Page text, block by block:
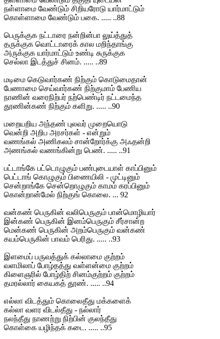
நள்ளாமை வேண்டும் சிறியரோடு யார்மாட்டும்
கொள்ளாமை வேண்டும் பகை. ..... ..88
பெருக்குக நட்டாரை நன்றின்பா லுய்த்துத்
தருக்குக வொட்டாரைக் கால மறிந்தாங்கு
அருக்குக யார்மாட்டும் உண்டி சுருக்குக
செல்லா இடத்துச் சினம். ..... ..89
மடிமை கெடுவார்கண் நிற்கும் கொடுமைதான்
பேணாமை செய்வார்கண் நிற்குமாம் பேணிய
நாணின் வரைநிற்பர் நற்பெண்டிர் நட்டமைந்த
தூணின்கண் நிற்கும் களிறு. ..... ..90
மறையறிய அந்தண் புலவர் முறையொடு
வென்றி அறிப அரசர்கள் - என்றும்
வணங்கல் அணிகலம் சான்றோர்க்கு அஃதன்றி
அணங்கல் வணங்கின்று பெண். ..... ..91
பட்டாங்கே பட்டொழுகும் பண்புடையாள் காப்பினும்
பெட்டாங் கொழுகும் பிணையிலி - முட்டினும்
சென்றாங்கே சென்றொழுகும் காமம் கரப்பினும்
கொன்றான்மேல் நிற்குங் கொலை. ... 92
வன்கண் பெருகின் வலிபெருகும் பான்மொழியார்
இன்கண் பெருகின் இனம்பெருகும் சீர்சான்ற
மென்கண் பெருகின் அறம்பெருகும் வன்கண்
கயம்பெருகின் பாவம் பெரிது. ..... ..93
இளமைப் பருவத்துக் கல்லாமை குற்றம்
வளமிலாப் போழ்தத்து வள்ளன்மை குற்றம்
கிளைஞரில் போழ்திற் சினம்குற்றம் குற்றம்
தமரல்லார் கையகத் தூண். ..... ..94
எல்லா விடத்தும் கொலைதீது மக்களைக்
கல்லா வளர விடல்தீது - நல்லார்
நலந்தீது நாணற்று நிற்பின் குலந்தீது
கொள்கை யழிந்தக் கடை. ..... ..95